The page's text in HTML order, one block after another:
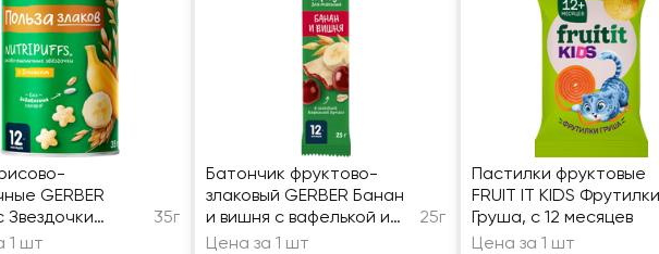
GERBER
Звездочки
12 месяцев
35г
1 шт
Батончик фруктово-
злаковый GERBER Банан
и вишня с вафелькой и
злаками, с 12 месяцев
25г
Цена за 1 шт
Пастилки фруктовые
FRUIT IT KIDS Фрутилки
Груша, с 12 месяцев
Цена за 1 шт